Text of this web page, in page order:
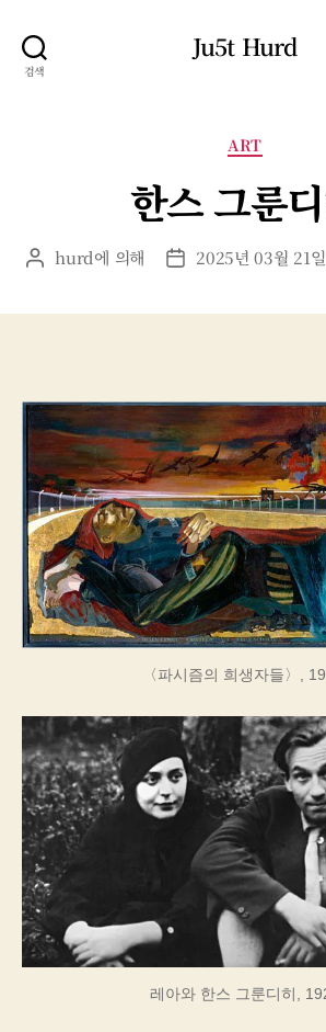
검색
Ju5t Hurd
카
테
고
리
ART
한스 그룬
게 hurd에 의해
게 2025년 03월 21일
〈파시즘의 희생자들〉,
레아와 한스 그룬디히,